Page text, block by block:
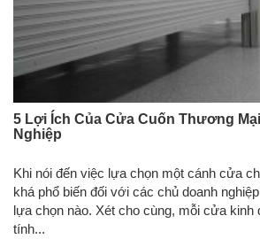
5 Lợi Ích Của Cửa Cuốn Thương
Nghiệp
Khi nói đến việc lựa chọn một cánh cửa
khá phổ biến đối với các chủ doanh
lựa chọn nào. Xét cho cùng, mỗi cửa kinh
tính...